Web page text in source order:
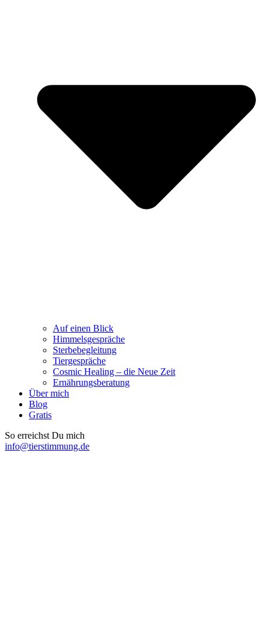
Auf einen Blick
Himmelsgespräche
Sterbebegleitung
Tiergespräche
Cosmic Healing – die Neue Zeit
Ernährungsberatung
Über mich
Blog
Gratis
So erreichst Du mich
info@tierstimmung.de